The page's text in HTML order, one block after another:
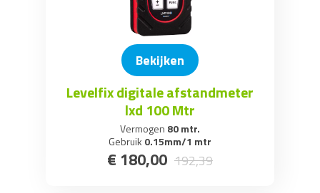
Bekijken
Levelfix digitale afstandmeter
lxd 100 Mtr
Vermogen 80 mtr.
Gebruik 0.15mm/1 mtr
€ 180,00 192,39